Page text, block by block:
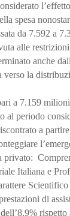
spesa
da 7.592 a
alle restrizioni
anche
la
a 7.159
al periodo
a
privato:
Italiana e
di